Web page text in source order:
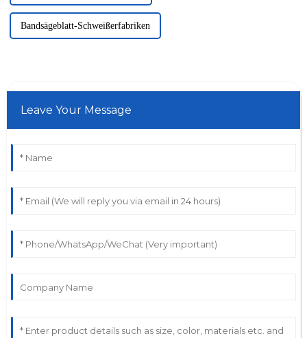
Bandsägeblatt-Schweißerfabriken
Leave Your Message